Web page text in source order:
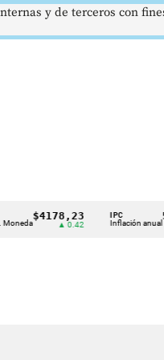
$4178,23
▲ 0.42
IPC
Inflación anual
5,81
▼
y de terceros con